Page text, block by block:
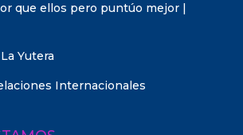
que ellos pero puntúo mejor |
Yutera
Internacionales